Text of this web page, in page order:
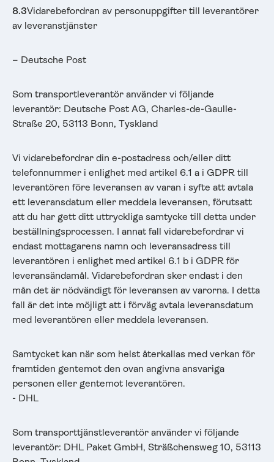
8.3Vidarebefordran av personuppgifter till leverantörer
av leveranstjänster
– Deutsche Post
Som transportleverantör använder vi följande
leverantör: Deutsche Post AG, Charles-de-Gaulle-
Straße 20, 53113 Bonn, Tyskland
Vi vidarebefordrar din e-postadress och/eller ditt
telefonnummer i enlighet med artikel 6.1 a i GDPR till
leverantören före leveransen av varan i syfte att avtala
ett leveransdatum eller meddela leveransen, förutsatt
att du har gett ditt uttryckliga samtycke till detta under
beställningsprocessen. I annat fall vidarebefordrar vi
endast mottagarens namn och leveransadress till
leverantören i enlighet med artikel 6.1 b i GDPR för
leveransändamål. Vidarebefordran sker endast i den
mån det är nödvändigt för leveransen av varorna. I detta
fall är det inte möjligt att i förväg avtala leveransdatum
med leverantören eller meddela leveransen.
Samtycket kan när som helst återkallas med verkan för
framtiden gentemot den ovan angivna ansvariga
personen eller gentemot leverantören.
- DHL
Som transporttjänstleverantör använder vi följande
leverantör: DHL Paket GmbH, Sträßchensweg 10, 53113